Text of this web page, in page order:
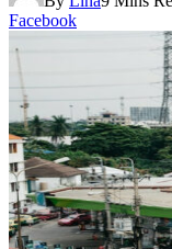
Facebook